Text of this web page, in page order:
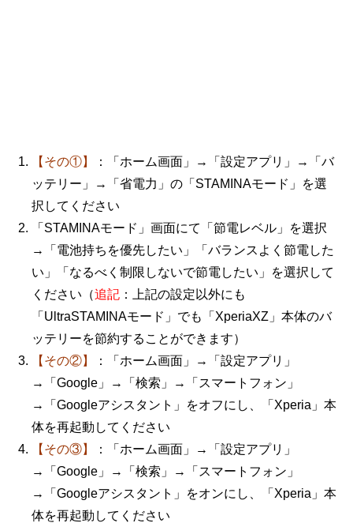
【その①】
：「ホーム画面」→「設定アプリ」→「バ
ッテリー」→「省電力」の「STAMINAモード」を選
択してください
「STAMINAモード」画面にて「節電レベル」を選択
→「電池持ちを優先したい」「バランスよく節電した
い」「なるべく制限しないで節電したい」を選択して
ください（追記 ：上記の設定以外にも
「UltraSTAMINAモード」でも「XperiaXZ」本体のバ
ッテリーを節約することができます）
【その②】
：「ホーム画面」→「設定アプリ」
→「Google」→「検索」→「スマートフォン」
→「Googleアシスタント」をオフにし、「Xperia」本
体を再起動してください
【その③】
：「ホーム画面」→「設定アプリ」
→「Google」→「検索」→「スマートフォン」
→「Googleアシスタント」をオンにし、「Xperia」本
体を再起動してください